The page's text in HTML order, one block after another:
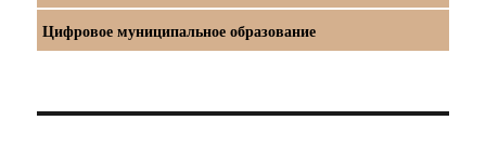
Цифровое муниципальное образование